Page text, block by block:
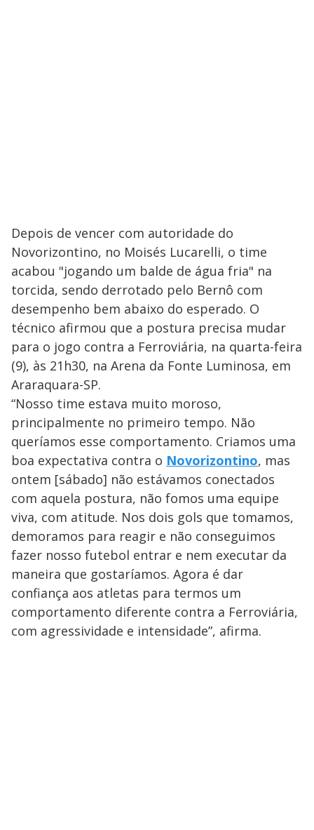
Depois de vencer com autoridade do
Novorizontino, no Moisés Lucarelli, o time
acabou "jogando um balde de água fria" na
torcida, sendo derrotado pelo Bernô com
desempenho bem abaixo do esperado. O
técnico afirmou que a postura precisa mudar
para o jogo contra a Ferroviária, na quarta-feira
(9), às 21h30, na Arena da Fonte Luminosa, em
Araraquara-SP.
“Nosso time estava muito moroso,
principalmente no primeiro tempo. Não
queríamos esse comportamento. Criamos uma
boa expectativa contra o Novorizontino, mas
ontem [sábado] não estávamos conectados
com aquela postura, não fomos uma equipe
viva, com atitude. Nos dois gols que tomamos,
demoramos para reagir e não conseguimos
fazer nosso futebol entrar e nem executar da
maneira que gostaríamos. Agora é dar
confiança aos atletas para termos um
comportamento diferente contra a Ferroviária,
com agressividade e intensidade”, afirma.